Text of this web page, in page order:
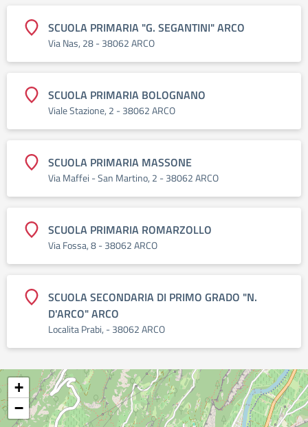
SCUOLA PRIMARIA "G. SEGANTINI" ARCO
Via Nas, 28 - 38062 ARCO
SCUOLA PRIMARIA BOLOGNANO
Viale Stazione, 2 - 38062 ARCO
SCUOLA PRIMARIA MASSONE
Via Maffei - San Martino, 2 - 38062 ARCO
SCUOLA PRIMARIA ROMARZOLLO
Via Fossa, 8 - 38062 ARCO
SCUOLA SECONDARIA DI PRIMO GRADO "N.
D'ARCO" ARCO
Localita Prabi, - 38062 ARCO
+
−